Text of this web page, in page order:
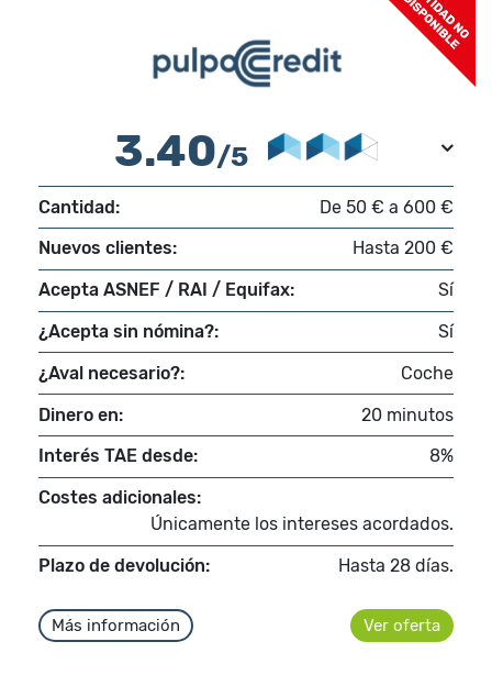
3.40/5
Cantidad:
De 50 € a 600 €
Nuevos clientes:
Hasta 200 €
Acepta ASNEF / RAI / Equifax:
Sí
¿Acepta sin nómina?:
Sí
¿Aval necesario?:
Coche
Dinero en:
20 minutos
Interés TAE desde:
8%
Costes adicionales:
Únicamente los intereses acordados.
Plazo de devolución:
Hasta 28 días.
Más información Ver oferta